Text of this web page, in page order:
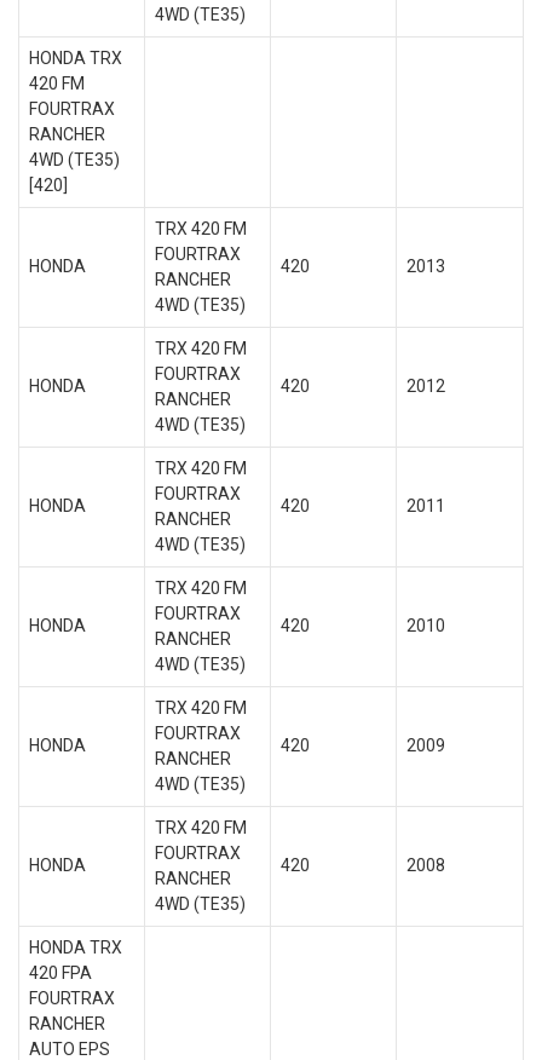
4WD (TE35)
HONDA TRX
420 FM
FOURTRAX
RANCHER
4WD (TE35)
[420]
HONDA
TRX 420 FM
FOURTRAX
RANCHER
4WD (TE35)
420 2013
HONDA
TRX 420 FM
FOURTRAX
RANCHER
4WD (TE35)
420 2012
HONDA
TRX 420 FM
FOURTRAX
RANCHER
4WD (TE35)
420 2011
HONDA
TRX 420 FM
FOURTRAX
RANCHER
4WD (TE35)
420 2010
HONDA
TRX 420 FM
FOURTRAX
RANCHER
4WD (TE35)
420 2009
HONDA
TRX 420 FM
FOURTRAX
RANCHER
4WD (TE35)
420 2008
HONDA TRX
420 FPA
FOURTRAX
RANCHER
AUTO EPS